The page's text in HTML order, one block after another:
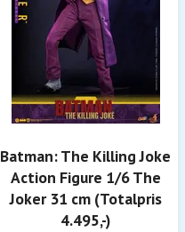
Batman: The Killing Joke
Action Figure 1/6 The
Joker 31 cm (Totalpris
4.495,-)